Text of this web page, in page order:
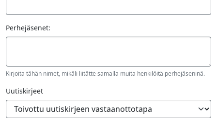
Perhejäsenet:
Kirjoita tähän nimet, mikäli liitätte samalla muita henkilöitä perhejäseninä.
Uutiskirjeet